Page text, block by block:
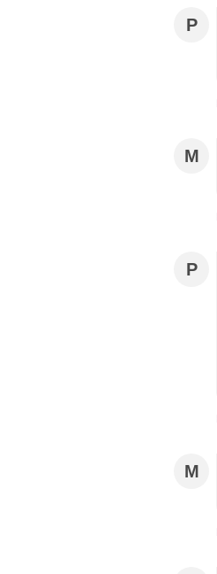
P
M
P
M